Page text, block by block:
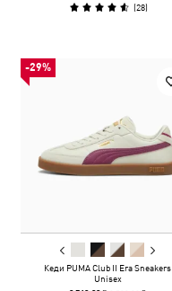
(28)
-29%
Кеди PUMA Club II Era Sneakers
Unisex